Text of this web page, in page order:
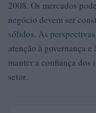
2008. Os mercados
negócio devem ser
sólidos. As
atenção à governança
manter a confiança dos
setor.